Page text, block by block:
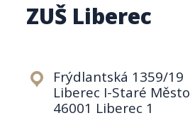
ZUŠ Liberec
Frýdlantská 1359/19
Liberec I-Staré Město
46001 Liberec 1